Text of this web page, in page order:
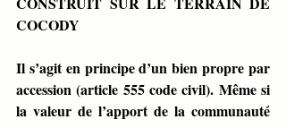
COCODY
Il s’agit en principe d’un bien propre par
accession (article 555 code civil). Même si
la valeur de l’apport de la communauté